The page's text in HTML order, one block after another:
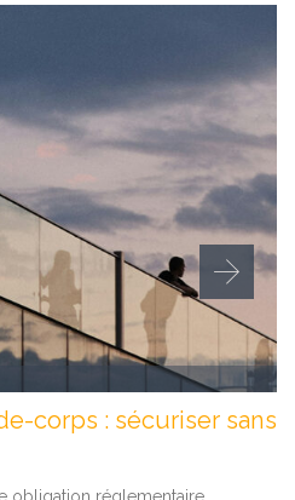
corps : sécuriser sans